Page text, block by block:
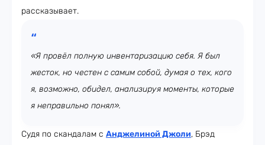
рассказывает.
«Я провёл полную инвентаризацию себя. Я был
жесток, но честен с самим собой, думая о тех, кого
я, возможно, обидел, анализируя моменты, которые
я неправильно понял».
Судя по скандалам с Анджелиной Джоли, Брэд